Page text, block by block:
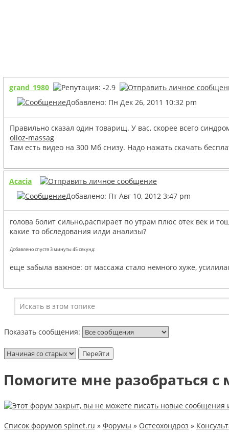
grand_1980
Добавлено: Пн Дек 26, 2011 10:32 pm
Правильно сказал один товарищ. У вас, скорее всего
olioz-massag
Там есть видео на 300 Мб снизу. Надо нажать скачать
Acacia
Добавлено: Пт Авг 10, 2012 3:47 pm
голова болит сильно,распирает по утрам плюс отек век и
какие то обследования илди анализы?
Добавлено спустя 3 минуты 45 секунд:
еще забыла важное: от массажа стало немного хуже,
Показать сообщения:
Помогите мне разобраться
Список форумов spinet.ru » Форумы » Остеохондроз »